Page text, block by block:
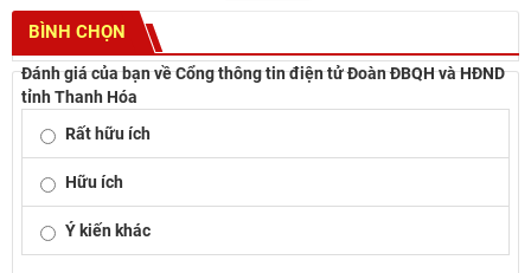
BÌNH CHỌN
Đánh giá của bạn về Cổng thông tin điện tử Đoàn ĐBQH và HĐND
tỉnh Thanh Hóa
Rất hữu ích
Hữu ích
Ý kiến khác